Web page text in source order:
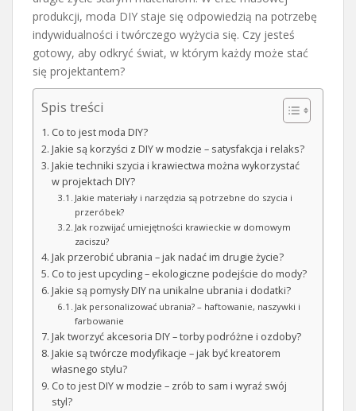
produkcji, moda DIY staje się odpowiedzią na potrzebę
indywidualności i twórczego wyżycia się. Czy jesteś
gotowy, aby odkryć świat, w którym każdy może stać
się projektantem?
Spis treści
Co to jest moda DIY?
Jakie są korzyści z DIY w modzie – satysfakcja i relaks?
Jakie techniki szycia i krawiectwa można wykorzystać
w projektach DIY?
Jakie materiały i narzędzia są potrzebne do szycia i
przeróbek?
Jak rozwijać umiejętności krawieckie w domowym
zaciszu?
Jak przerobić ubrania – jak nadać im drugie życie?
Co to jest upcycling – ekologiczne podejście do mody?
Jakie są pomysły DIY na unikalne ubrania i dodatki?
Jak personalizować ubrania? – haftowanie, naszywki i
farbowanie
Jak tworzyć akcesoria DIY – torby podróżne i ozdoby?
Jakie są twórcze modyfikacje – jak być kreatorem
własnego stylu?
Co to jest DIY w modzie – zrób to sam i wyraź swój
styl?